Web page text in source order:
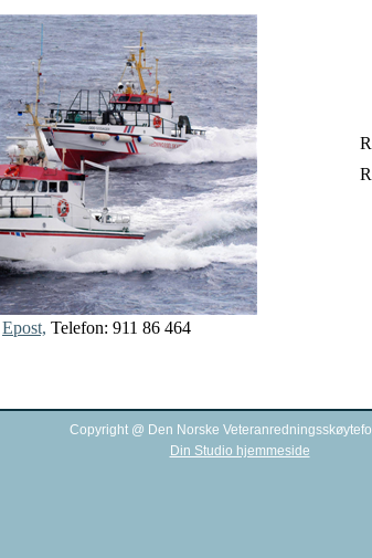
Epost, Telefon: 911 86 464
Copyright @ Den Norske
Din Studio hjemmeside